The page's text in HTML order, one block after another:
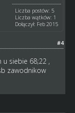
Liczba postów: 5
Liczba wątków: 1
Dołączył: Feb 2015
#4
u siebie 68;22 ,
zawodnikow